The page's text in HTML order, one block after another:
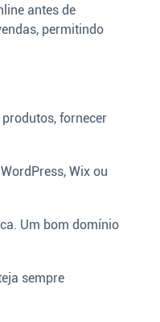
antes de
permitindo
fornecer
Wix ou
Um bom domínio
sempre